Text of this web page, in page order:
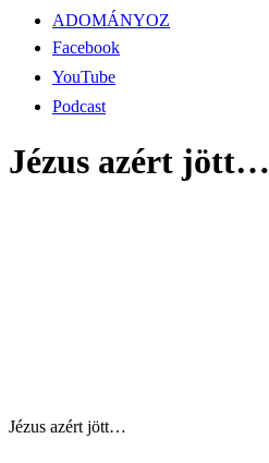
ADOMÁNYOZ
Facebook
YouTube
Podcast
Jézus azért jött…
Jézus azért jött…